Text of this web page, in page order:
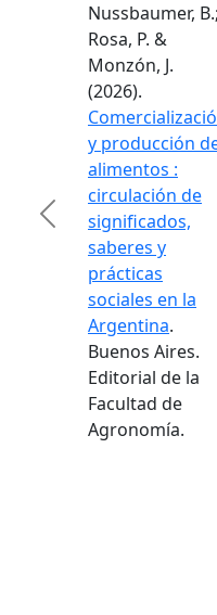
Nussbaumer, B.;
Rosa, P. &
Monzón, J.
(2026).
Comercialización
y producción de
alimentos :
circulación de
significados,
saberes y
prácticas
sociales en la
Argentina.
Buenos Aires.
Editorial de la
Facultad de
Agronomía.
Previous